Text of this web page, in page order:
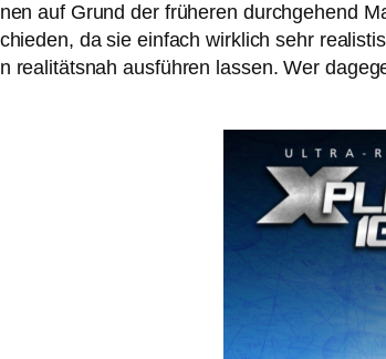
auf Grund der früheren durchgehend
da sie einfach wirklich sehr
realitätsnah ausführen lassen. Wer